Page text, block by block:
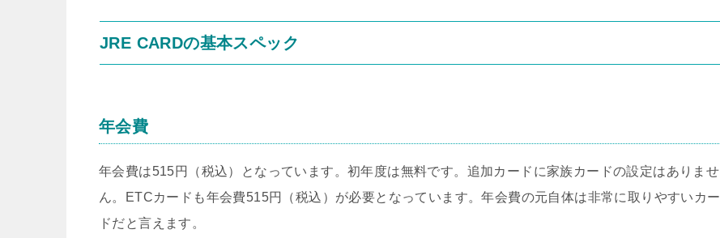
JRE CARDの基本スペック
年会費
年会費は515円（税込）となっています。初年度は無料です。追加カードに家族カードの設定はありませ
ん。ETCカードも年会費515円（税込）が必要となっています。年会費の元自体は非常に取りやすいカー
ドだと言えます。